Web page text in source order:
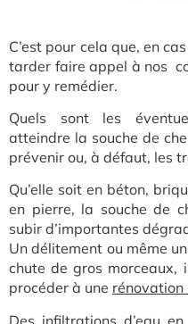
C’est pour cela que, en
tarder faire appel à nos
pour y remédier.
Quels sont les
atteindre la souche de
prévenir ou, à défaut, les
Qu’elle soit en béton,
en pierre, la souche de
subir d’importantes
Un délitement ou même
chute de gros morceaux,
procéder à une rénovation
Des infiltrations d’eau